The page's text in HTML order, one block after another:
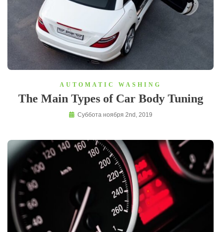
AUTOMATIC WASHING
The Main Types of Car Body Tuning
Суббота ноября 2nd, 2019